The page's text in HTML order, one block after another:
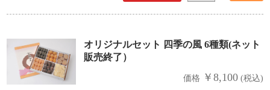
オリジナルセット 四季の風 6種類(ネット
販売終了）
価格 ￥8,100(税込)